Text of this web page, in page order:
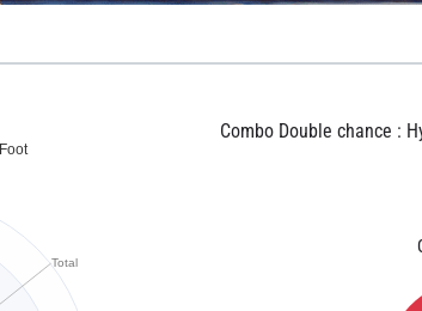
Combo Double chance :